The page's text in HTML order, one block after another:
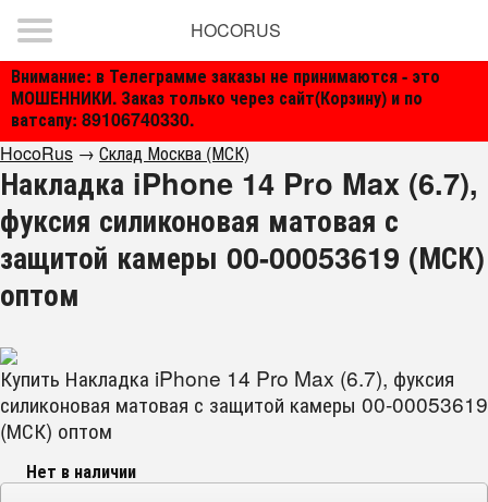
Внимание: в Телеграмме заказы не принимаются - это
МОШЕННИКИ. Заказ только через сайт(Корзину) и по
ватсапу: 89106740330.
HOCORUS
HocoRus → Склад Москва (МСК)
Накладка iPhone 14 Pro Max (6.7),
фуксия силиконовая матовая с
защитой камеры 00-00053619 (МСК)
оптом
Купить Накладка iPhone 14 Pro Max (6.7), фуксия
силиконовая матовая с защитой камеры 00-00053619
(МСК) оптом
Нет в наличии